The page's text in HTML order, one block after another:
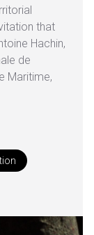
that
Hachin,
de
Maritime,